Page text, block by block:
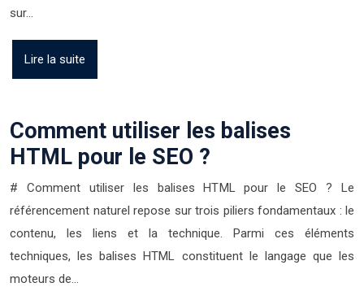
sur…
Lire la suite
Comment utiliser les balises
HTML pour le SEO ?
# Comment utiliser les balises HTML pour le SEO ? Le
référencement naturel repose sur trois piliers fondamentaux : le
contenu, les liens et la technique. Parmi ces éléments
techniques, les balises HTML constituent le langage que les
moteurs de…